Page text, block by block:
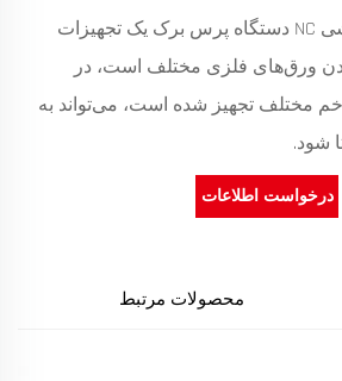
SPS ® PSN میله پیچشی NC دستگاه پرس برک یک تجهیزات
ورق‌های فلزی مختلف است، در
خم مختلف تجهیز شده است، می‌تواند به
شود.
درخواست اطلاعات
محصولات مرتبط